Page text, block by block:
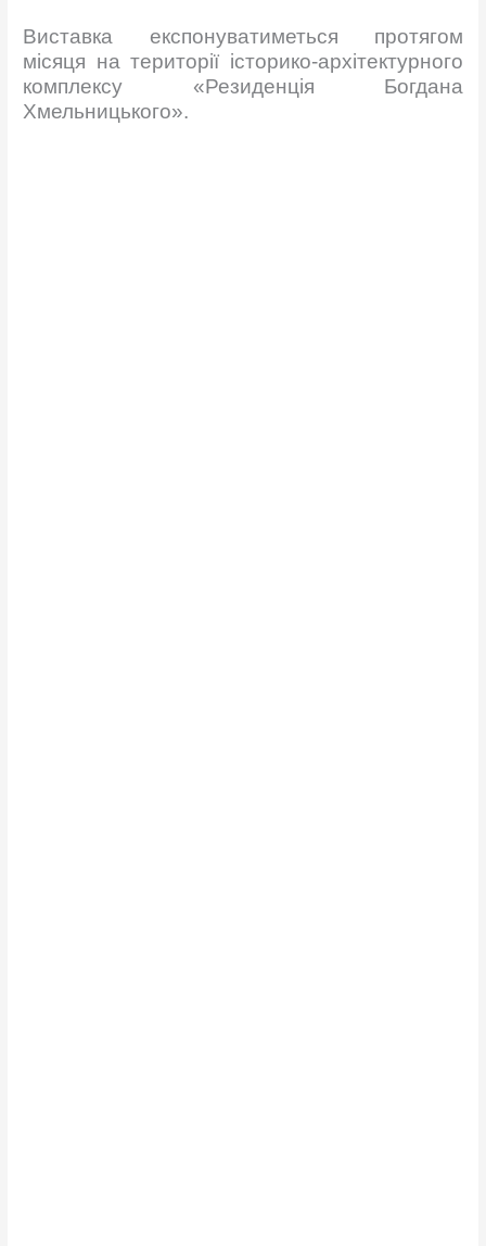
Виставка експонуватиметься протягом
місяця на території історико-архітектурного
комплексу «Резиденція Богдана
Хмельницького».